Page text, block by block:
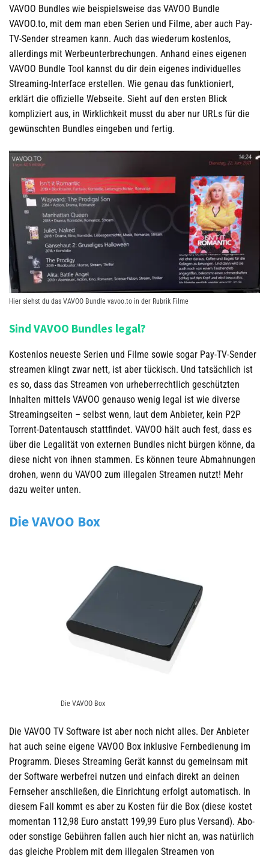
VAVOO Bundles wie beispielsweise das VAVOO Bundle
VAVOO.to, mit dem man eben Serien und Filme, aber auch Pay-
TV-Sender streamen kann. Auch das wiederum kostenlos,
allerdings mit Werbeunterbrechungen. Anhand eines eigenen
VAVOO Bundle Tool kannst du dir dein eigenes individuelles
Streaming-Interface erstellen. Wie genau das funktioniert,
erklärt die offizielle Webseite. Sieht auf den ersten Blick
kompliziert aus, in Wirklichkeit musst du aber nur URLs für die
gewünschten Bundles eingeben und fertig.
Hier siehst du das VAVOO Bundle vavoo.to in der Rubrik Filme
Sind VAVOO Bundles legal?
Kostenlos neueste Serien und Filme sowie sogar Pay-TV-Sender
streamen klingt zwar nett, ist aber tückisch. Und tatsächlich ist
es so, dass das Streamen von urheberrechtlich geschützten
Inhalten mittels VAVOO genauso wenig legal ist wie diverse
Streamingseiten – selbst wenn, laut dem Anbieter, kein P2P
Torrent-Datentausch stattfindet. VAVOO hält auch fest, dass es
über die Legalität von externen Bundles nicht bürgen könne, da
diese nicht von ihnen stammen. Es können teure Abmahnungen
drohen, wenn du VAVOO zum illegalen Streamen nutzt! Mehr
dazu weiter unten.
Die VAVOO Box
Die VAVOO Box
Die VAVOO TV Software ist aber noch nicht alles. Der Anbieter
hat auch seine eigene VAVOO Box inklusive Fernbedienung im
Programm. Dieses Streaming Gerät kannst du gemeinsam mit
der Software werbefrei nutzen und einfach direkt an deinen
Fernseher anschließen, die Einrichtung erfolgt automatisch. In
diesem Fall kommt es aber zu Kosten für die Box (diese kostet
momentan 112,98 Euro anstatt 199,99 Euro plus Versand). Abo-
oder sonstige Gebühren fallen auch hier nicht an, was natürlich
das gleiche Problem mit dem illegalen Streamen von